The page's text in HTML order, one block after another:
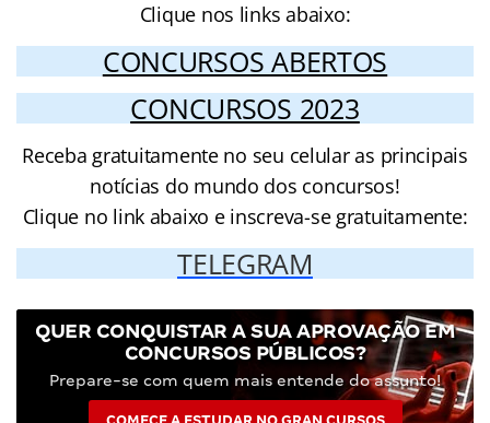
Clique nos links abaixo:
CONCURSOS ABERTOS
CONCURSOS 2023
Receba gratuitamente no seu celular as principais
notícias do mundo dos concursos!
Clique no link abaixo e inscreva-se gratuitamente:
TELEGRAM
QUER CONQUISTAR A SUA APROVAÇÃO EM
CONCURSOS PÚBLICOS?
Prepare-se com quem mais entende do assunto!